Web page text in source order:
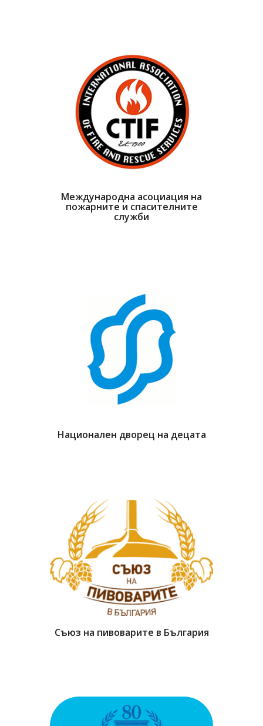
Международна асоциация на
пожарните и спасителните
служби
Национален дворец на децата
Съюз на пивоварите в България